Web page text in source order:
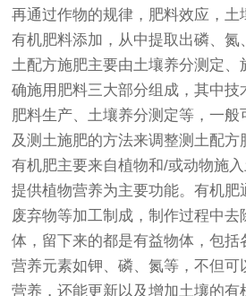
再通过作物的规律，肥料效应，土
有机肥料添加，从中提取出磷、氮
土配方施肥主要由土壤养分测定、
确施用肥料三大部分组成，其中技
肥料生产、土壤养分测定等，一般
及测土施肥的方法来调整测土配方
有机肥主要来自植物和/或动物施
提供植物营养为主要功能。有机肥
废弃物等加工制成，制作过程中去
体，留下来的都是有益物体，包括
营养元素如钾、磷、氮等，不但可
营养，还能更新以及增加土壤的有